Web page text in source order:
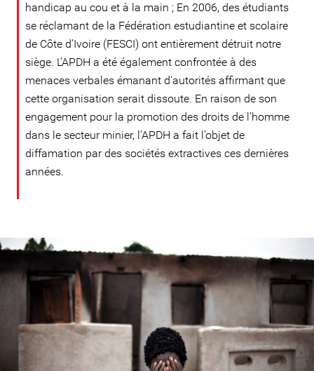
handicap au cou et à la main ; En 2006, des étudiants
se réclamant de la Fédération estudiantine et scolaire
de Côte d’Ivoire (FESCI) ont entièrement détruit notre
siège. L’APDH a été également confrontée à des
menaces verbales émanant d'autorités affirmant que
cette organisation serait dissoute. En raison de son
engagement pour la promotion des droits de l’homme
dans le secteur minier, l’APDH a fait l’objet de
diffamation par des sociétés extractives ces dernières
années.
#Cote_d'Ivoire-
general-
context.jpg